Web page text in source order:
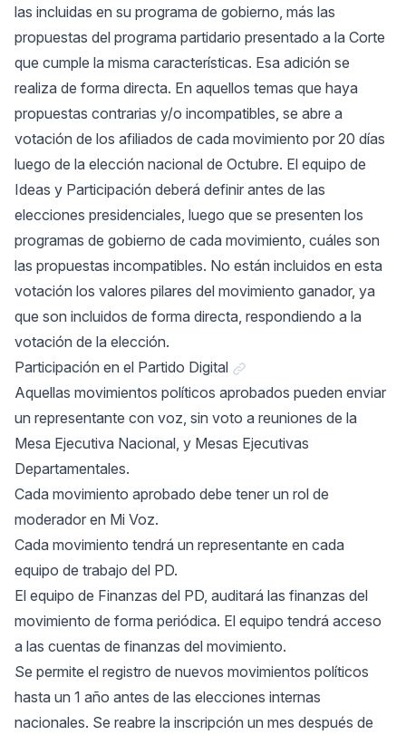
las incluidas en su programa de gobierno, más las
propuestas del programa partidario presentado a la Corte
que cumple la misma características. Esa adición se
realiza de forma directa. En aquellos temas que haya
propuestas contrarias y/o incompatibles, se abre a
votación de los afiliados de cada movimiento por 20 días
luego de la elección nacional de Octubre. El equipo de
Ideas y Participación deberá definir antes de las
elecciones presidenciales, luego que se presenten los
programas de gobierno de cada movimiento, cuáles son
las propuestas incompatibles. No están incluidos en esta
votación los valores pilares del movimiento ganador, ya
que son incluidos de forma directa, respondiendo a la
votación de la elección.
Participación en el Partido Digital Link a "Participación en
Aquellas movimientos políticos aprobados pueden enviar
un representante con voz, sin voto a reuniones de la
Mesa Ejecutiva Nacional, y Mesas Ejecutivas
Departamentales.
Cada movimiento aprobado debe tener un rol de
moderador en Mi Voz.
Cada movimiento tendrá un representante en cada
equipo de trabajo del PD.
El equipo de Finanzas del PD, auditará las finanzas del
movimiento de forma periódica. El equipo tendrá acceso
a las cuentas de finanzas del movimiento.
Se permite el registro de nuevos movimientos políticos
hasta un 1 año antes de las elecciones internas
nacionales. Se reabre la inscripción un mes después de